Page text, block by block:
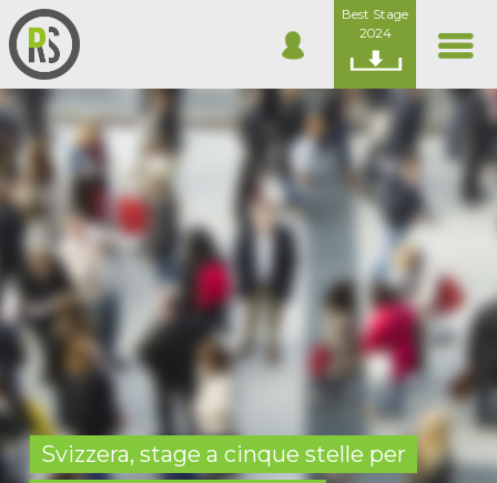
Best Stage
2024
Svizzera, stage a cinque stelle per